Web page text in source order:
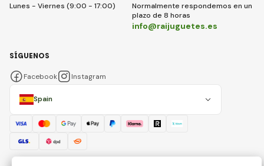
Lunes - Viernes (9:00 - 17:00)
Normalmente respondemos en un
plazo de 8 horas
info@raijuguetes.es
Spain
SÍGUENOS
Facebook Instagram